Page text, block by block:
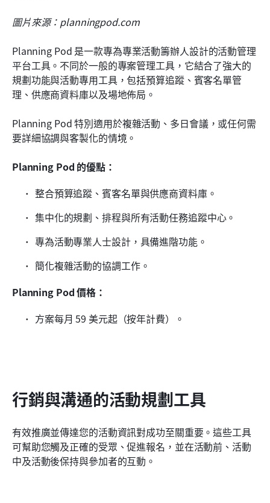
圖片來源：planningpod.com
Planning Pod 是一款專為專業活動籌辦人設計的活動管理
平台工具。不同於一般的專案管理工具，它結合了強大的
規劃功能與活動專用工具，包括預算追蹤、賓客名單管
理、供應商資料庫以及場地佈局。
Planning Pod 特別適用於複雜活動、多日會議，或任何需
要詳細協調與客製化的情境。
Planning Pod 的優點：
整合預算追蹤、賓客名單與供應商資料庫。
集中化的規劃、排程與所有活動任務追蹤中心。
專為活動專業人士設計，具備進階功能。
簡化複雜活動的協調工作。
Planning Pod 價格：
方案每月 59 美元起（按年計費）。
行銷與溝通的活動規劃工具
有效推廣並傳達您的活動資訊對成功至關重要。這些工具
可幫助您觸及正確的受眾、促進報名，並在活動前、活動
中及活動後保持與參加者的互動。